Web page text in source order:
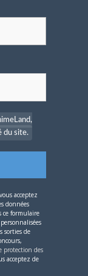
nous
du site.
acceptez
données
ce formulaire
sorties de
protection des
acceptez de